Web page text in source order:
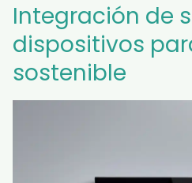
Integración de
dispositivos
sostenible